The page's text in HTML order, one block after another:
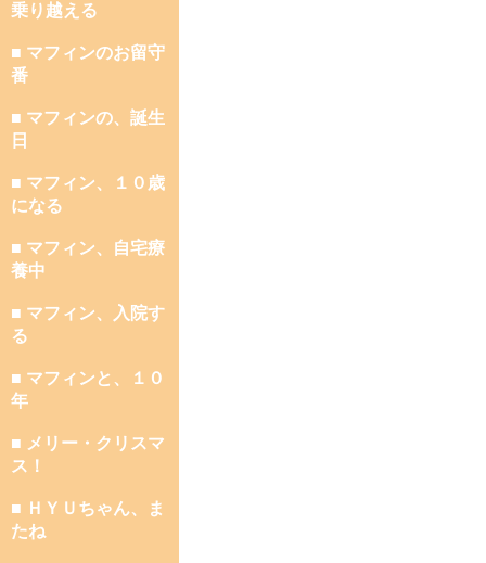
乗り越える
■ マフィンのお留守
番
■ マフィンの、誕生
日
■ マフィン、１０歳
になる
■ マフィン、自宅療
養中
■ マフィン、入院す
る
■ マフィンと、１０
年
■ メリー・クリスマ
ス！
■ ＨＹＵちゃん、ま
たね